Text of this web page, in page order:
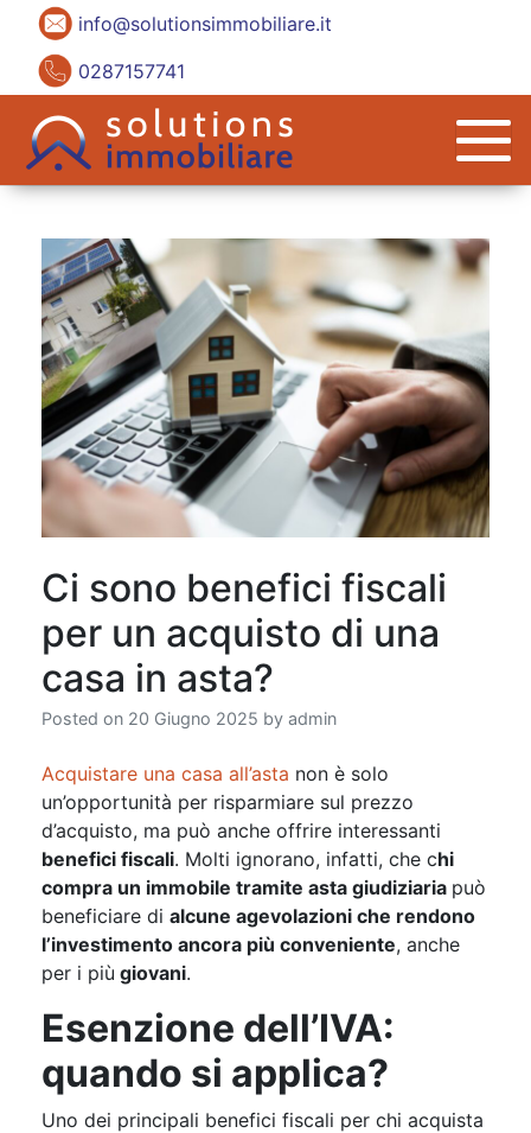
info@solutionsimmobiliare.it
0287157741
Ci sono benefici fiscali
per un acquisto di una
casa in asta?
Posted on 20 Giugno 2025 by admin
Acquistare una casa all’asta non è solo
un’opportunità per risparmiare sul prezzo
d’acquisto, ma può anche offrire interessanti
benefici fiscali. Molti ignorano, infatti, che chi
compra un immobile tramite asta giudiziaria può
beneficiare di alcune agevolazioni che rendono
l’investimento ancora più conveniente, anche
per i più giovani.
Esenzione dell’IVA:
quando si applica?
Uno dei principali benefici fiscali per chi acquista